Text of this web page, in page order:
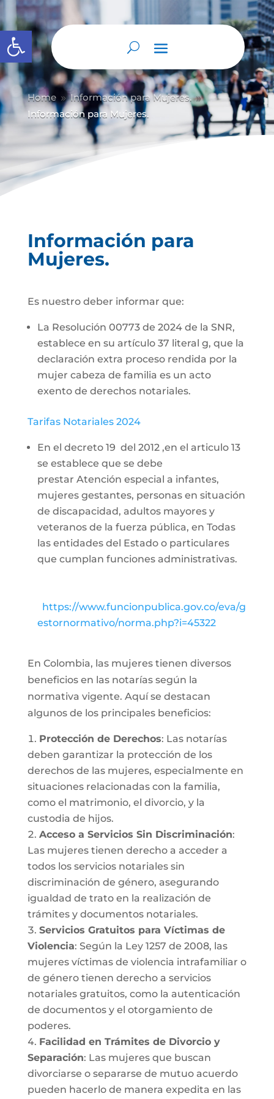
Abrir barra de herramientas
Home 9 Información para Mujeres. 9
Información para Mujeres.
Información para
Mujeres.
Es nuestro deber informar que:
La Resolución 00773 de 2024 de la SNR,
establece en su artículo 37 literal g, que la
declaración extra proceso rendida por la
mujer cabeza de familia es un acto
exento de derechos notariales.
Tarifas Notariales 2024
En el decreto 19 del 2012 ,en el articulo 13
se establece que se debe
prestar Atención especial a infantes,
mujeres gestantes, personas en situación
de discapacidad, adultos mayores y
veteranos de la fuerza pública, en Todas
las entidades del Estado o particulares
que cumplan funciones administrativas.
https://www.funcionpublica.gov.co/eva/g
estornormativo/norma.php?i=45322
En Colombia, las mujeres tienen diversos
beneficios en las notarías según la
normativa vigente. Aquí se destacan
algunos de los principales beneficios:
Protección de Derechos: Las notarías
deben garantizar la protección de los
derechos de las mujeres, especialmente en
situaciones relacionadas con la familia,
como el matrimonio, el divorcio, y la
custodia de hijos.
Acceso a Servicios Sin Discriminación:
Las mujeres tienen derecho a acceder a
todos los servicios notariales sin
discriminación de género, asegurando
igualdad de trato en la realización de
trámites y documentos notariales.
Servicios Gratuitos para Víctimas de
Violencia: Según la Ley 1257 de 2008, las
mujeres víctimas de violencia intrafamiliar o
de género tienen derecho a servicios
notariales gratuitos, como la autenticación
de documentos y el otorgamiento de
poderes.
Facilidad en Trámites de Divorcio y
Separación: Las mujeres que buscan
divorciarse o separarse de mutuo acuerdo
pueden hacerlo de manera expedita en las